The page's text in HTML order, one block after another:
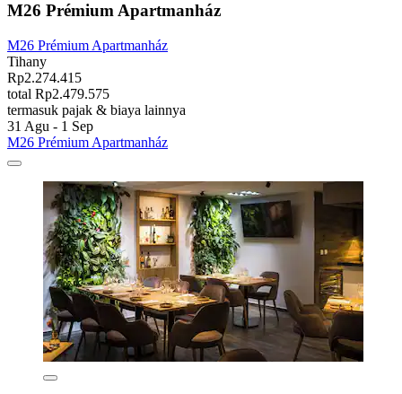
M26 Prémium Apartmanház
M26 Prémium Apartmanház
Tihany
Rp2.274.415
total Rp2.479.575
termasuk pajak & biaya lainnya
31 Agu - 1 Sep
M26 Prémium Apartmanház